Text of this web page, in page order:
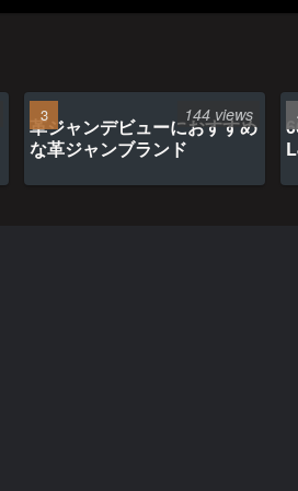
革ジャンデビューにおすすめ
な革ジャンブランド
144 views